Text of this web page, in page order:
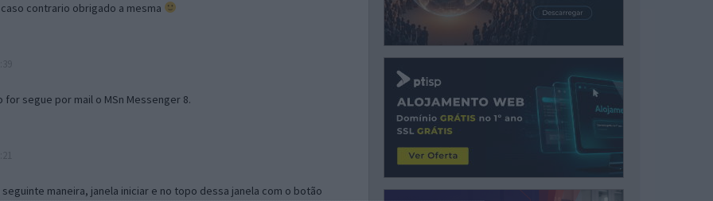
contrario obrigado a mesma
for segue por mail o MSn Messenger 8.
maneira, janela iniciar e no topo dessa janela com o botão